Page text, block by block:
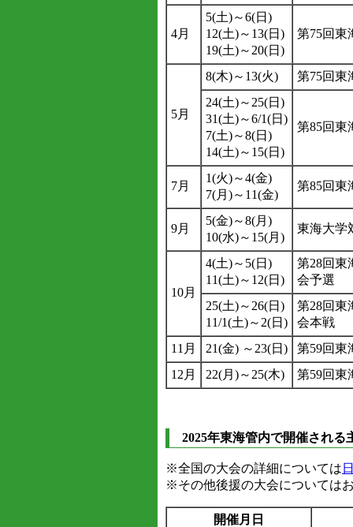
4月
5(土)～6(日)
12(土)～13(日)
19(土)～20(日)
第75回東
5月
8(木)～13(火)
第75回東
24(土)～25(日)
31(土)～6/1(日)
7(土)～8(日)
14(土)～15(日)
第85回東
7月
1(火)～4(金)
7(月)～11(金)
第85回東
9月
5(金)～8(月)
10(水)～15(月)
東海大学
10月
4(土)～5(日)
11(土)～12(日)
第28回東
会予選
25(土)～26(日)
11/1(土)～2(日)
第28回東
会本戦
11月
21(金) ～23(日)
第59回東
12月
22(月)～25(木) 第59回東
2025年東海管内で開催される
※全国の大会の詳細については
※その他後援の大会については
開催月日